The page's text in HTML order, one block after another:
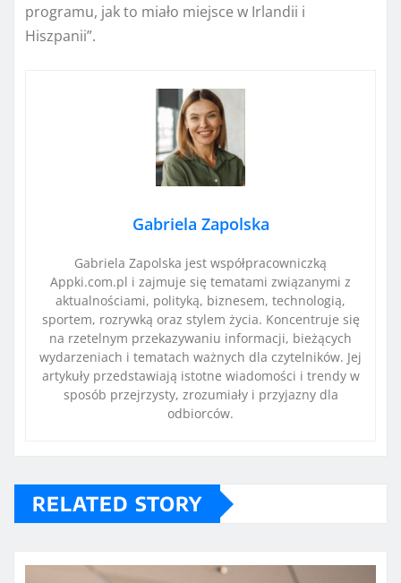
programu, jak to miało miejsce w Irlandii i
Hiszpanii”.
Gabriela Zapolska
Gabriela Zapolska jest współpracowniczką
Appki.com.pl i zajmuje się tematami związanymi z
aktualnościami, polityką, biznesem, technologią,
sportem, rozrywką oraz stylem życia. Koncentruje się
na rzetelnym przekazywaniu informacji, bieżących
wydarzeniach i tematach ważnych dla czytelników. Jej
artykuły przedstawiają istotne wiadomości i trendy w
sposób przejrzysty, zrozumiały i przyjazny dla
odbiorców.
RELATED STORY